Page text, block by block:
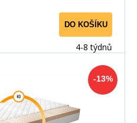
DO KOŠÍKU
4-8 týdnů
-13%